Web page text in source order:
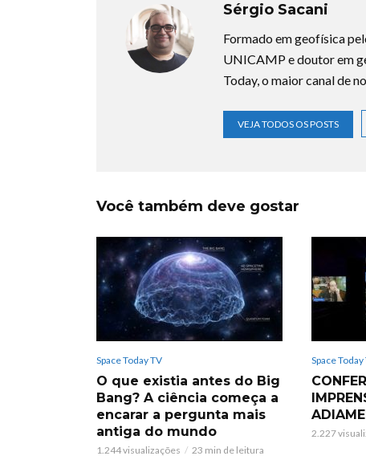
Sérgio Sacani
Formado em geofísica
UNICAMP e doutor em
Today, o maior canal de
VEJA TODOS OS POSTS
Você também deve gostar
Space Today TV
O que existia antes do Big
Bang? A ciência começa a
encarar a pergunta mais
antiga do mundo
1.244 visualizações 23 min de leitura
Space Today
2.227